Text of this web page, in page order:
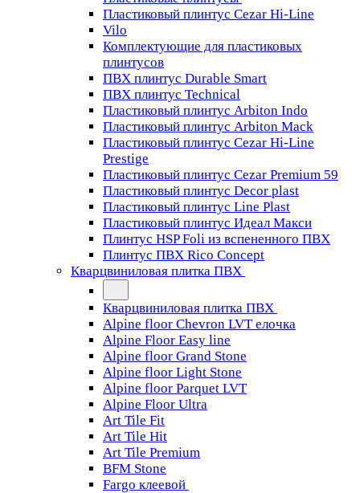
Пластиковый плинтус Cezar Hi-Line
Vilo
Комплектующие для пластиковых
плинтусов
ПВХ плинтус Durable Smart
ПВХ плинтус Technical
Пластиковый плинтус Arbiton Indo
Пластиковый плинтус Arbiton Mack
Пластиковый плинтус Cezar Hi-Line
Prestige
Пластиковый плинтус Cezar Premium 59
Пластиковый плинтус Decor plast
Пластиковый плинтус Line Plast
Пластиковый плинтус Идеал Макси
Плинтус HSP Foli из вспененного ПВХ
Плинтус ПВХ Rico Concept
Кварцвиниловая плитка ПВХ
Кварцвиниловая плитка ПВХ
Alpine floor Chevron LVT елочка
Alpine Floor Easy line
Alpine floor Grand Stone
Alpine floor Light Stone
Alpine floor Parquet LVT
Alpine Floor Ultra
Art Tile Fit
Art Tile Hit
Art Tile Premium
BFM Stone
Fargo клеевой